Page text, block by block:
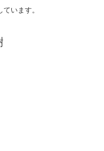
います。